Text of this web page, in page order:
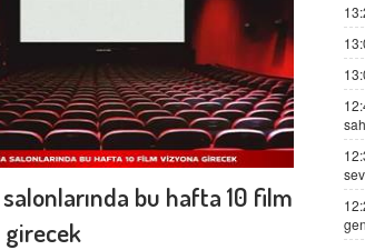
bu hafta 10 film